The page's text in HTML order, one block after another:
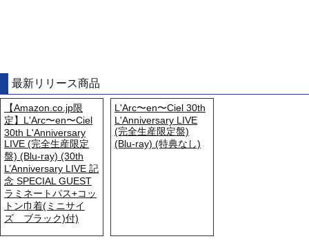
最新リリース商品
【Amazon.co.jp限
定】L'Arc〜en〜Ciel
30th L'Anniversary
LIVE (完全生産限定
盤) (Blu-ray) (30th
L’Anniversary LIVE 記
念 SPECIAL GUEST
ラミネートパス+コッ
トン巾着(ミニサイ
ズ ブラック)付)
L'Arc〜en〜Ciel 30th
L'Anniversary LIVE
(完全生産限定盤)
(Blu-ray) (特典なし)